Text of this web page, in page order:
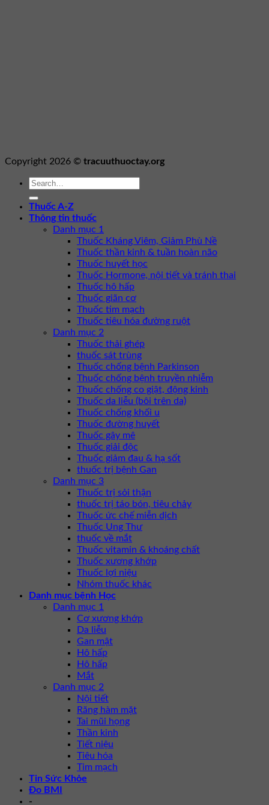
Copyright 2026 © tracuuthuoctay.org
Thuốc A-Z
Thông tin thuốc
Danh mục 1
Thuốc Kháng Viêm, Giảm Phù Nề
Thuốc thần kinh & tuần hoàn não
Thuốc huyết học
Thuốc Hormone, nội tiết và tránh thai
Thuốc hô hấp
Thuốc giãn cơ
Thuốc tim mạch
Thuốc tiêu hóa đường ruột
Danh mục 2
Thuốc thải ghép
thuốc sát trùng
Thuốc chống bệnh Parkinson
Thuốc chống bệnh truyền nhiễm
Thuốc chống co giật, động kinh
Thuốc da liễu (bôi trên da)
Thuốc chống khối u
Thuốc đường huyết
Thuốc gây mê
Thuốc giải độc
Thuốc giảm đau & hạ sốt
thuốc trị bệnh Gan
Danh mục 3
Thuốc trị sỏi thận
thuốc trị táo bón, tiêu chảy
Thuốc ức chế miễn dịch
Thuốc Ung Thư
thuốc về mắt
Thuốc vitamin & khoáng chất
Thuốc xương khớp
Thuốc lợi niệu
Nhóm thuốc khác
Danh mục bệnh Học
Danh mục 1
Cơ xương khớp
Da liễu
Gan mật
Hô hấp
Hô hấp
Mắt
Danh mục 2
Nội tiết
Răng hàm mặt
Tai mũi họng
Thần kinh
Tiết niệu
Tiêu hóa
Tim mạch
Tin Sức Khỏe
Đo BMI
-